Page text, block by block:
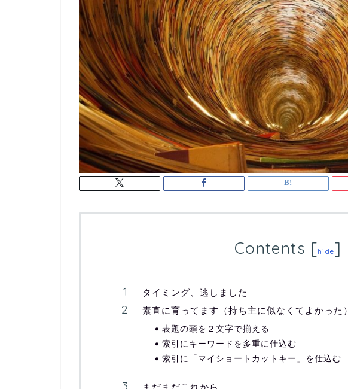
Contents [hide]
タイミング、逃しました
素直に育ってます（持ち主に似なくてよかった）
表題の頭を２文字で揃える
索引にキーワードを多重に仕込む
索引に「マイショートカットキー」を仕込む